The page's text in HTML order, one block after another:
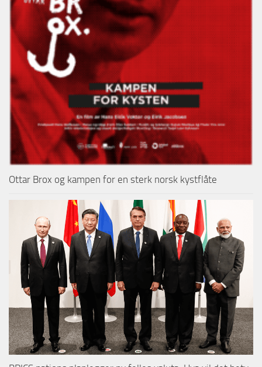
Ottar Brox og kampen for en sterk norsk kystflåte